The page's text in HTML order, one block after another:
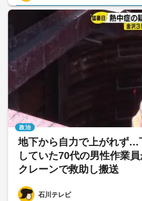
地下から自力で上がれず…
していた70代の男性作業
クレーンで救助し搬送
石川テレビ
政治